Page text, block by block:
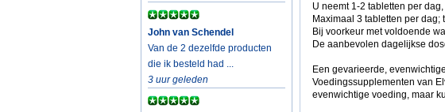
John van Schendel
Van de 2 dezelfde producten
die ik besteld had ...
3 uur geleden
U neemt 1-2 tabletten per
Maximaal 3 tabletten per
Bij voorkeur met voldoende
De aanbevolen dagelijkse
Een gevarieerde,
Voedingssupplementen van
evenwichtige voeding, maar